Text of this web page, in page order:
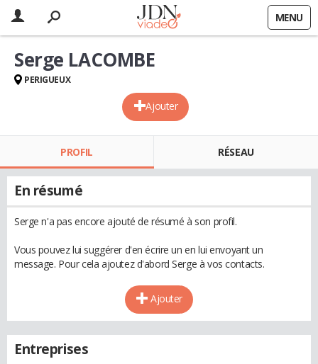
MENU
Ajouter
Serge LACOMBE
PERIGUEUX
PROFIL RÉSEAU
En résumé
Serge n'a pas encore ajouté de résumé à son profil.
Vous pouvez lui suggérer d'en écrire un en lui envoyant un
message. Pour cela ajoutez d'abord Serge à vos contacts.
Ajouter
Entreprises